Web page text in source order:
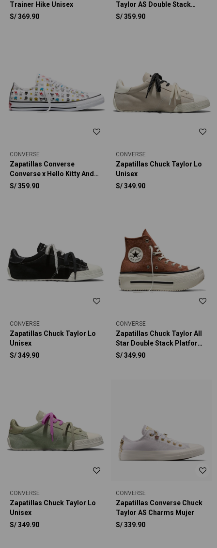
Trainer Hike Unisex
S/369.90
Taylor AS Double Stack
Platform Animal Graphic
S/359.90
CONVERSE
Zapatillas Converse
Converse x Hello Kitty And
Friends Chuck Taylor All
S/359.90
CONVERSE
Zapatillas Chuck Taylor Lo
Unisex
S/349.90
CONVERSE
Zapatillas Chuck Taylor Lo
Unisex
S/349.90
CONVERSE
Zapatillas Chuck Taylor All
Star Double Stack Platform
Deer Unisex
S/349.90
CONVERSE
Zapatillas Chuck Taylor Lo
Unisex
S/349.90
CONVERSE
Zapatillas Converse Chuck
Taylor AS Charms Mujer
S/339.90